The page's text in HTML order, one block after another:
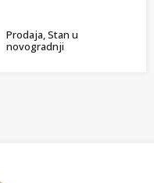
Prodaja, Stan u
novogradnji